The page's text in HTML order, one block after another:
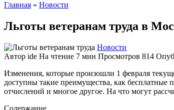
Главная » Новости
Льготы ветеранам труда в
Новости
Автор ide На чтение 7 мин Просмотров 814
Изменения, которые произошли 1 февраля
доступны такие преимущества, как бесплатные
отчислений и многое другое. На что могут
Содержание